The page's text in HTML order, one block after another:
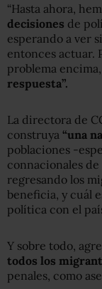
“Hasta ahora,
decisiones de
esperando a ver
entonces actuar.
problema encima,
respuesta”.
La directora de
construya “una
poblaciones -
connacionales
regresando los
beneficia, y cuál
política con el
Y sobre todo,
todos los
penales, como